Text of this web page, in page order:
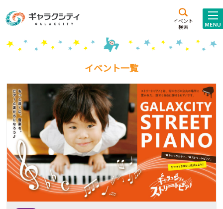
イベント
検索
施設案内
こども
西新井
施設･
施設貸出･団体利用
こどもみーてぃんぐ
Gがくえん
ブランドからのお知らせ
いっしょに創る
イベント一覧